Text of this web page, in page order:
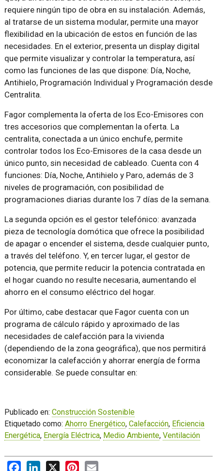
requiere ningún tipo de obra en su instalación. Además,
al tratarse de un sistema modular, permite una mayor
flexibilidad en la ubicación de estos en función de las
necesidades. En el exterior, presenta un display digital
que permite visualizar y controlar la temperatura, así
como las funciones de las que dispone: Día, Noche,
Antihielo, Programación Individual y Programación desde
Centralita.
Fagor complementa la oferta de los Eco-Emisores con
tres accesorios que complementan la oferta. La
centralita, conectada a un único enchufe, permite
controlar todos los Eco-Emisores de la casa desde un
único punto, sin necesidad de cableado. Cuenta con 4
funciones: Día, Noche, Antihielo y Paro, además de 3
niveles de programación, con posibilidad de
programaciones diarias durante los 7 días de la semana.
La segunda opción es el gestor telefónico: avanzada
pieza de tecnología domótica que ofrece la posibilidad
de apagar o encender el sistema, desde cualquier punto,
a través del teléfono. Y, en tercer lugar, el gestor de
potencia, que permite reducir la potencia contratada en
el hogar cuando no resulte necesaria, aumentando el
ahorro en el consumo eléctrico del hogar.
Por último, cabe destacar que Fagor cuenta con un
programa de cálculo rápido y aproximado de las
necesidades de calefacción para la vivienda
(dependiendo de la zona geográfica), que nos permitirá
economizar la calefacción y ahorrar energía de forma
considerable. Se puede consultar en:
Publicado en: Construcción Sostenible
Etiquetado como: Ahorro Energético, Calefacción, Eficiencia
Energética, Energía Eléctrica, Medio Ambiente, Ventilación
FacebookLinkedIn
X PinterestEmail